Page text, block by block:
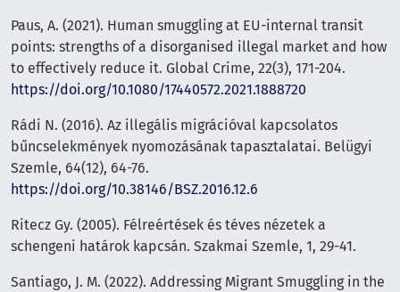
Paus, A. (2021). Human smuggling at EU-internal transit
points: strengths of a disorganised illegal market and how
to effectively reduce it. Global Crime, 22(3), 171-204.
https://doi.org/10.1080/17440572.2021.1888720
Rádi N. (2016). Az illegális migrációval kapcsolatos
bűncselekmények nyomozásának tapasztalatai. Belügyi
Szemle, 64(12), 64-76.
https://doi.org/10.38146/BSZ.2016.12.6
Ritecz Gy. (2005). Félreértések és téves nézetek a
schengeni határok kapcsán. Szakmai Szemle, 1, 29-41.
Santiago, J. M. (2022). Addressing Migrant Smuggling in the